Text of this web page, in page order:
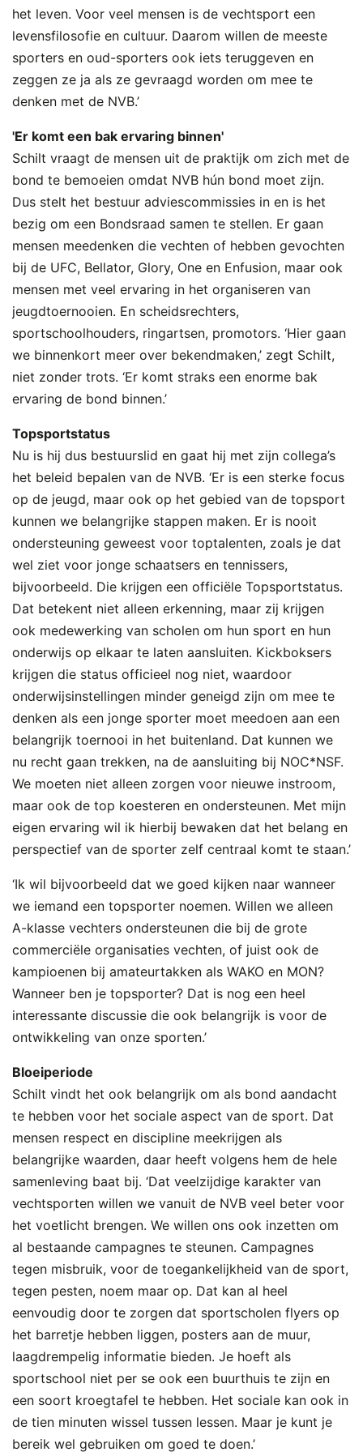
het leven. Voor veel mensen is de vechtsport een
levensfilosofie en cultuur. Daarom willen de meeste
sporters en oud-sporters ook iets teruggeven en
zeggen ze ja als ze gevraagd worden om mee te
denken met de NVB.’
'Er komt een bak ervaring binnen'
Schilt vraagt de mensen uit de praktijk om zich met de
bond te bemoeien omdat NVB hún bond moet zijn.
Dus stelt het bestuur adviescommissies in en is het
bezig om een Bondsraad samen te stellen. Er gaan
mensen meedenken die vechten of hebben gevochten
bij de UFC, Bellator, Glory, One en Enfusion, maar ook
mensen met veel ervaring in het organiseren van
jeugdtoernooien. En scheidsrechters,
sportschoolhouders, ringartsen, promotors. ‘Hier gaan
we binnenkort meer over bekendmaken,’ zegt Schilt,
niet zonder trots. ‘Er komt straks een enorme bak
ervaring de bond binnen.’
Topsportstatus
Nu is hij dus bestuurslid en gaat hij met zijn collega’s
het beleid bepalen van de NVB. ‘Er is een sterke focus
op de jeugd, maar ook op het gebied van de topsport
kunnen we belangrijke stappen maken. Er is nooit
ondersteuning geweest voor toptalenten, zoals je dat
wel ziet voor jonge schaatsers en tennissers,
bijvoorbeeld. Die krijgen een officiële Topsportstatus.
Dat betekent niet alleen erkenning, maar zij krijgen
ook medewerking van scholen om hun sport en hun
onderwijs op elkaar te laten aansluiten. Kickboksers
krijgen die status officieel nog niet, waardoor
onderwijsinstellingen minder geneigd zijn om mee te
denken als een jonge sporter moet meedoen aan een
belangrijk toernooi in het buitenland. Dat kunnen we
nu recht gaan trekken, na de aansluiting bij NOC*NSF.
We moeten niet alleen zorgen voor nieuwe instroom,
maar ook de top koesteren en ondersteunen. Met mijn
eigen ervaring wil ik hierbij bewaken dat het belang en
perspectief van de sporter zelf centraal komt te staan.’
‘Ik wil bijvoorbeeld dat we goed kijken naar wanneer
we iemand een topsporter noemen. Willen we alleen
A-klasse vechters ondersteunen die bij de grote
commerciële organisaties vechten, of juist ook de
kampioenen bij amateurtakken als WAKO en MON?
Wanneer ben je topsporter? Dat is nog een heel
interessante discussie die ook belangrijk is voor de
ontwikkeling van onze sporten.’
Bloeiperiode
Schilt vindt het ook belangrijk om als bond aandacht
te hebben voor het sociale aspect van de sport. Dat
mensen respect en discipline meekrijgen als
belangrijke waarden, daar heeft volgens hem de hele
samenleving baat bij. ‘Dat veelzijdige karakter van
vechtsporten willen we vanuit de NVB veel beter voor
het voetlicht brengen. We willen ons ook inzetten om
al bestaande campagnes te steunen. Campagnes
tegen misbruik, voor de toegankelijkheid van de sport,
tegen pesten, noem maar op. Dat kan al heel
eenvoudig door te zorgen dat sportscholen flyers op
het barretje hebben liggen, posters aan de muur,
laagdrempelig informatie bieden. Je hoeft als
sportschool niet per se ook een buurthuis te zijn en
een soort kroegtafel te hebben. Het sociale kan ook in
de tien minuten wissel tussen lessen. Maar je kunt je
bereik wel gebruiken om goed te doen.’